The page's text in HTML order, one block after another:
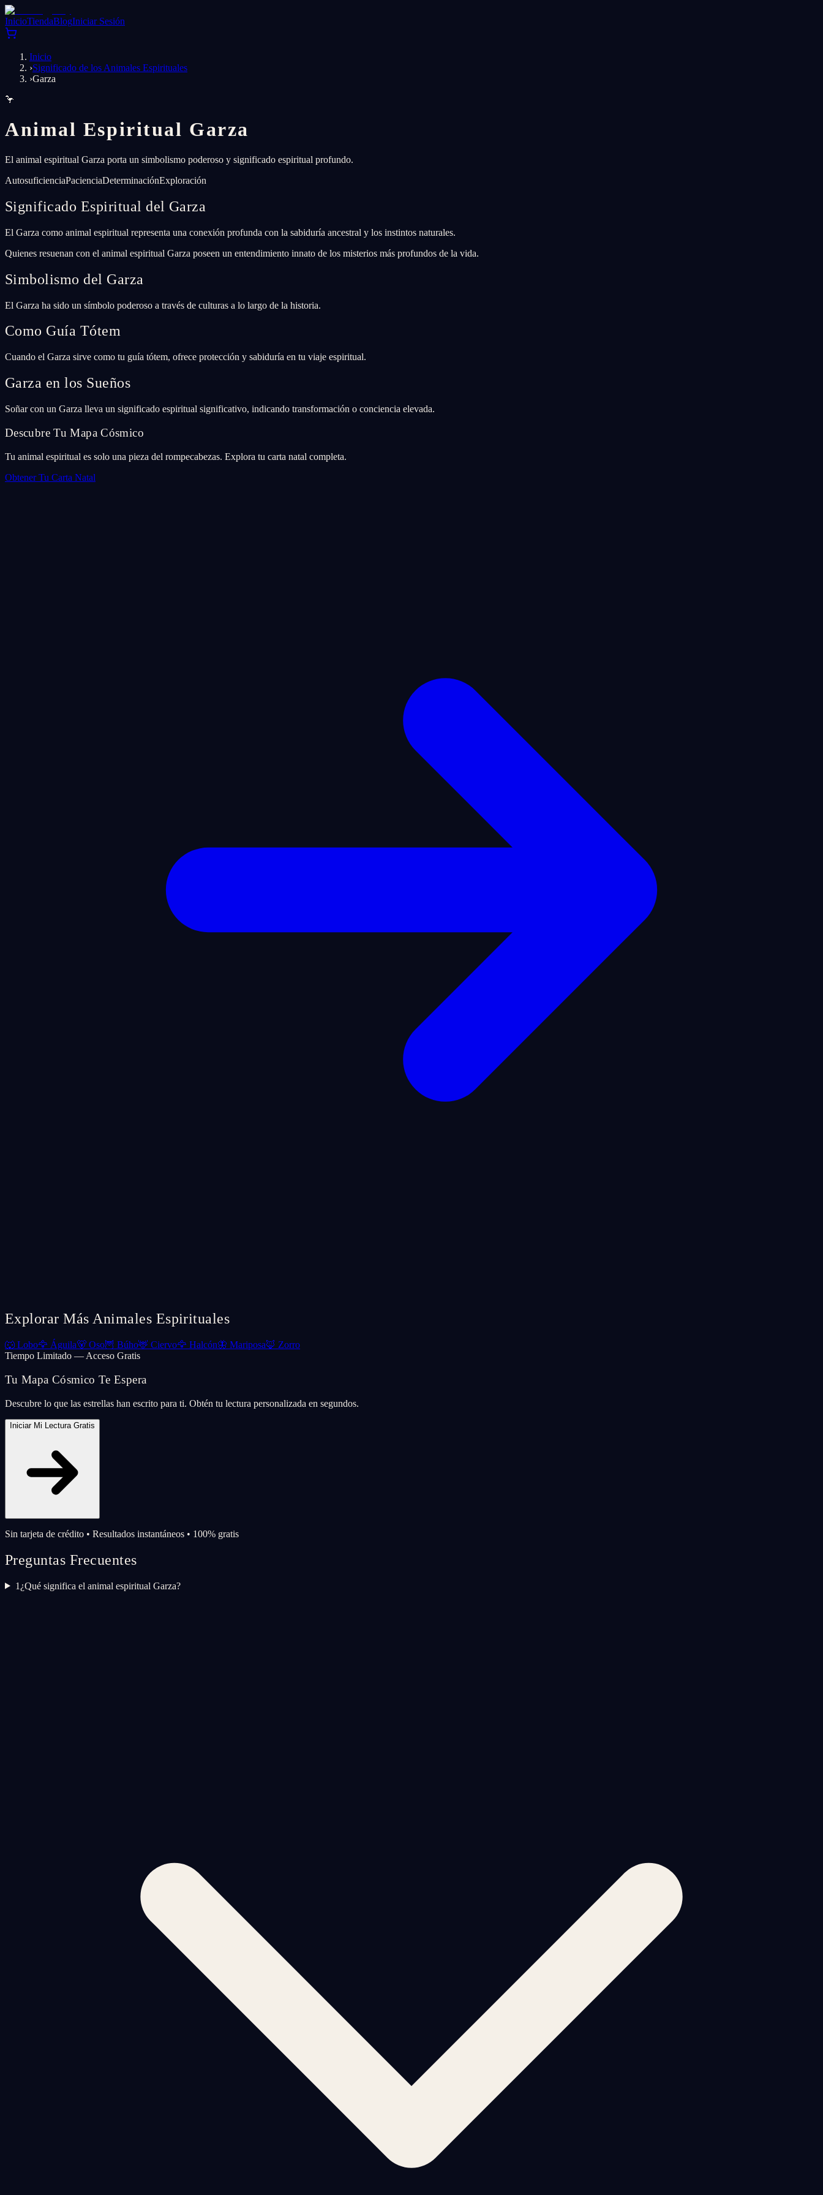
InicioTiendaBlogIniciar Sesión
Inicio
›Significado de los Animales Espirituales
›Garza
🦩
Animal Espiritual Garza
El animal espiritual Garza porta un simbolismo poderoso y significado espiritual profundo.
AutosuficienciaPacienciaDeterminaciónExploración
Significado Espiritual del Garza
El Garza como animal espiritual representa una conexión profunda con la sabiduría ancestral y los instintos naturales.
Quienes resuenan con el animal espiritual Garza poseen un entendimiento innato de los misterios más profundos de la vida.
Simbolismo del Garza
El Garza ha sido un símbolo poderoso a través de culturas a lo largo de la historia.
Como Guía Tótem
Cuando el Garza sirve como tu guía tótem, ofrece protección y sabiduría en tu viaje espiritual.
Garza en los Sueños
Soñar con un Garza lleva un significado espiritual significativo, indicando transformación o conciencia elevada.
Descubre Tu Mapa Cósmico
Tu animal espiritual es solo una pieza del rompecabezas. Explora tu carta natal completa.
Obtener Tu Carta Natal
Explorar Más Animales Espirituales
🐺 Lobo🦅 Águila🐻 Oso🦉 Búho🦌 Ciervo🦅 Halcón🦋 Mariposa🦊 Zorro
Tiempo Limitado — Acceso Gratis
Tu Mapa Cósmico Te Espera
Descubre lo que las estrellas han escrito para ti. Obtén tu lectura personalizada en segundos.
Iniciar Mi Lectura Gratis
Sin tarjeta de crédito • Resultados instantáneos • 100% gratis
Preguntas Frecuentes
1 ¿Qué significa el animal espiritual Garza?